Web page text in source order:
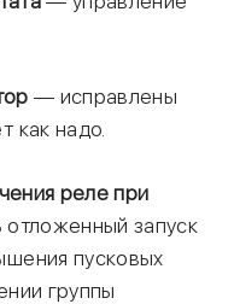
— исправлены
как надо.
реле при
запуск
пусковых
группы